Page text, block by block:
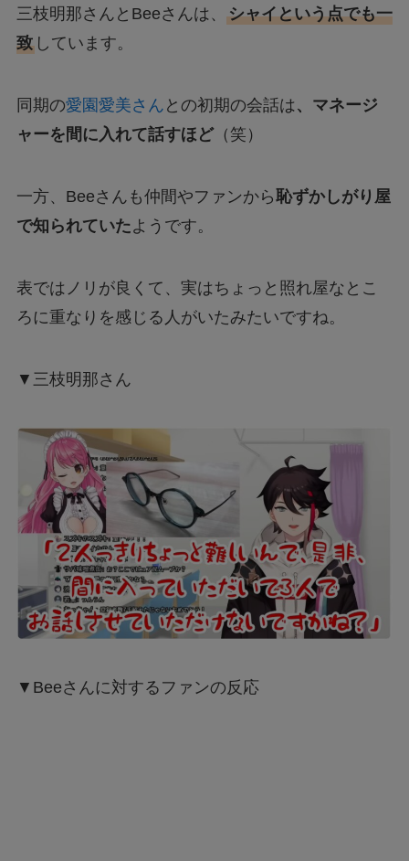
三枝明那さんとBeeさんは、 シャイという点でも一
致しています。
同期の愛園愛美さん との初期の会話は 、マネージ
ャーを間に入れて話すほど（笑）
一方、Beeさんも仲間やファンから恥ずかしがり屋
で知られていたようです。
表ではノリが良くて、実はちょっと照れ屋なとこ
ろに重なりを感じる人がいたみたいですね。
▼三枝明那さん
▼Beeさんに対するファンの反応